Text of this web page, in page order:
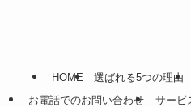
HOME 選ばれる5つの理由
お電話でのお問い合わせ
サービ